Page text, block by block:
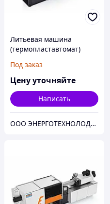
Литьевая машина
(термопластавтомат)
впрыска 140
Под заказ
Цену уточняйте
Написать
ООО ЭНЕРГОТЕХНОЛОДЖИ